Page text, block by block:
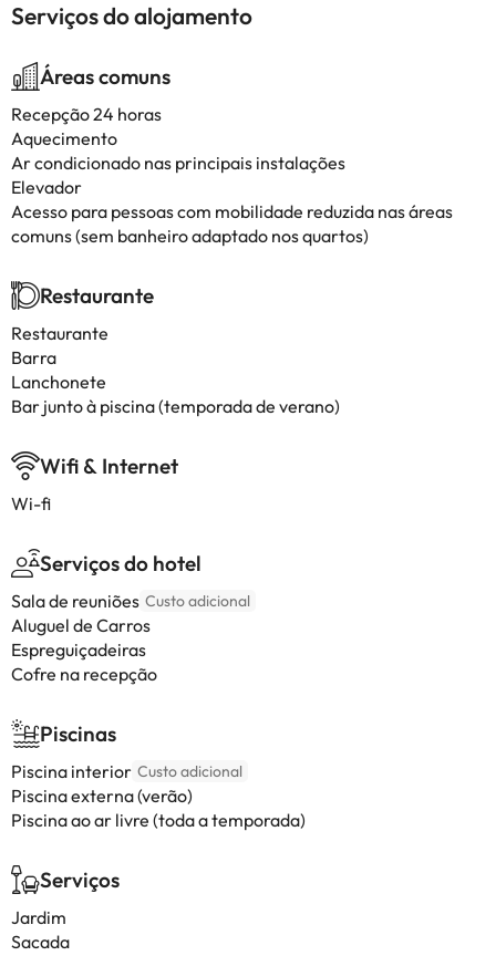
Serviços do alojamento
Áreas comuns
Recepção 24 horas
Aquecimento
Ar condicionado nas principais instalações
Elevador
Acesso para pessoas com mobilidade reduzida nas áreas
comuns (sem banheiro adaptado nos quartos)
Restaurante
Restaurante
Barra
Lanchonete
Bar junto à piscina (temporada de verano)
Wifi & Internet
Wi-fi
Serviços do hotel
Sala de reuniões Custo adicional
Aluguel de Carros
Espreguiçadeiras
Cofre na recepção
Piscinas
Piscina interior Custo adicional
Piscina externa (verão)
Piscina ao ar livre (toda a temporada)
Serviços
Jardim
Sacada